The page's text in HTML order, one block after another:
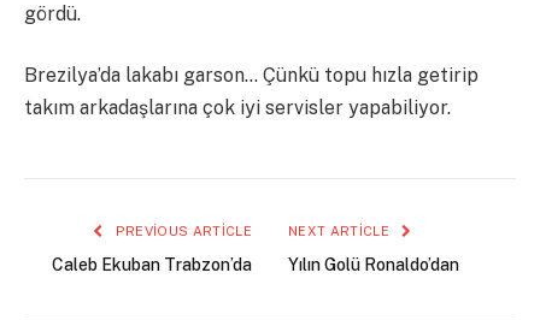
gördü.
Brezilya’da lakabı garson… Çünkü topu hızla getirip
takım arkadaşlarına çok iyi servisler yapabiliyor.
PREVIOUS ARTICLE
Caleb Ekuban Trabzon’da
NEXT ARTICLE
Yılın Golü Ronaldo’dan